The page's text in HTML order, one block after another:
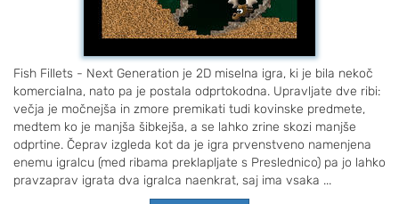
Fish Fillets - Next Generation je 2D miselna igra, ki je bila nekoč
komercialna, nato pa je postala odprtokodna. Upravljate dve ribi:
večja je močnejša in zmore premikati tudi kovinske predmete,
medtem ko je manjša šibkejša, a se lahko zrine skozi manjše
odprtine. Čeprav izgleda kot da je igra prvenstveno namenjena
enemu igralcu (med ribama preklapljate s Preslednico) pa jo lahko
pravzaprav igrata dva igralca naenkrat, saj ima vsaka ...